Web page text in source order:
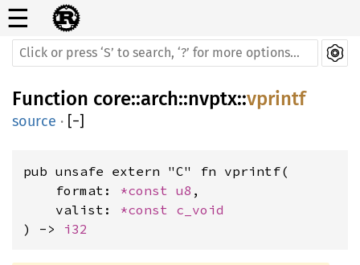
☰
Function core::arch::nvptx::vprintf
source · [−]
pub unsafe extern "C" fn vprintf(
    format:
*const u8 ,
    valist:
*const c_void
) -> i32